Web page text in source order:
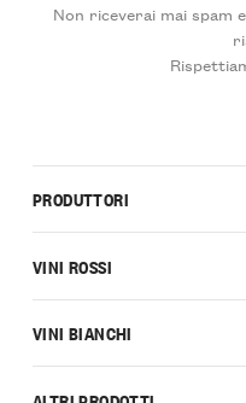
Non riceverai mai spam
PRODUTTORI
VINI ROSSI
VINI BIANCHI